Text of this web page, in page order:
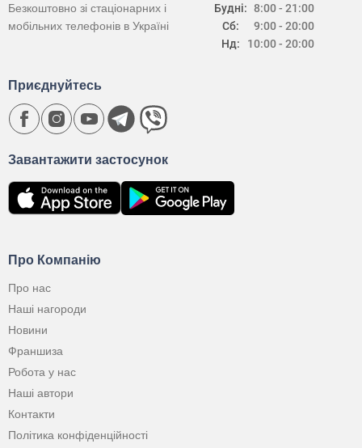
Будні:
Сб:
Нд:
8:00 - 21:00
9:00 - 20:00
10:00 - 20:00
Безкоштовно зі стаціонарних і
мобільних телефонів в Україні
Про Компанію
Про нас
Наші нагороди
Новини
Франшиза
Робота у нас
Наші автори
Контакти
Політика конфіденційності
Завантажити застосунок
Приєднуйтесь